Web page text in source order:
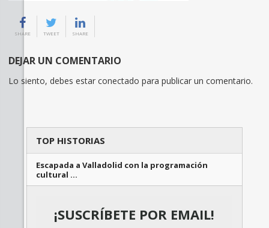
SHARE TWEET SHARE
DEJAR UN COMENTARIO
Lo siento, debes estar conectado para publicar un comentario.
TOP HISTORIAS
Escapada a Valladolid con la programación
cultural …
¡SUSCRÍBETE POR EMAIL!